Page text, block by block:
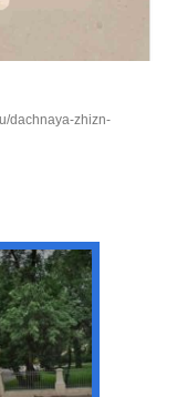
dachnaya-zhizn-